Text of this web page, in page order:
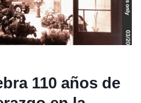
110 años de